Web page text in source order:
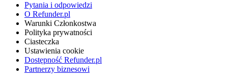
Pytania i odpowiedzi
O Refunder.pl
Warunki Członkostwa
Polityka prywatności
Ciasteczka
Ustawienia cookie
Dostępność Refunder.pl
Partnerzy biznesowi